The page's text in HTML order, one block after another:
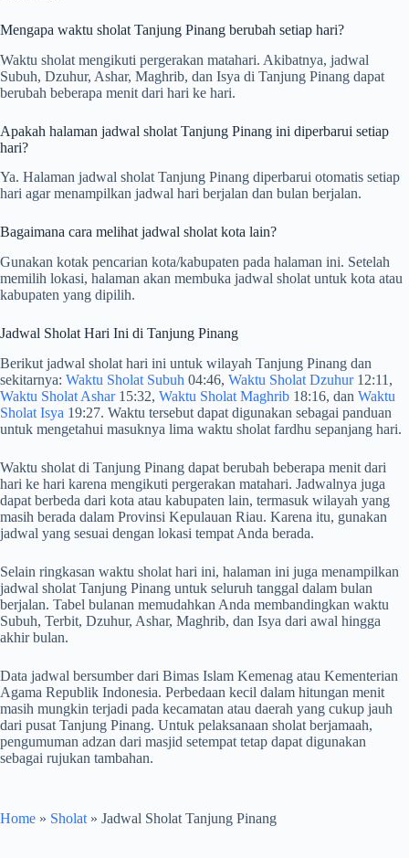
Mengapa waktu sholat Tanjung Pinang berubah setiap hari?
Waktu sholat mengikuti pergerakan matahari. Akibatnya, jadwal
Subuh, Dzuhur, Ashar, Maghrib, dan Isya di Tanjung Pinang dapat
berubah beberapa menit dari hari ke hari.
Apakah halaman jadwal sholat Tanjung Pinang ini diperbarui setiap
hari?
Ya. Halaman jadwal sholat Tanjung Pinang diperbarui otomatis setiap
hari agar menampilkan jadwal hari berjalan dan bulan berjalan.
Bagaimana cara melihat jadwal sholat kota lain?
Gunakan kotak pencarian kota/kabupaten pada halaman ini. Setelah
memilih lokasi, halaman akan membuka jadwal sholat untuk kota atau
kabupaten yang dipilih.
Jadwal Sholat Hari Ini di Tanjung Pinang
Berikut jadwal sholat hari ini untuk wilayah Tanjung Pinang dan
sekitarnya: Waktu Sholat Subuh 04:46, Waktu Sholat Dzuhur12:11,
Waktu Sholat Ashar15:32, Waktu Sholat Maghrib 18:16, dan Waktu
Sholat Isya 19:27. Waktu tersebut dapat digunakan sebagai panduan
untuk mengetahui masuknya lima waktu sholat fardhu sepanjang hari.
Waktu sholat di Tanjung Pinang dapat berubah beberapa menit dari
hari ke hari karena mengikuti pergerakan matahari. Jadwalnya juga
dapat berbeda dari kota atau kabupaten lain, termasuk wilayah yang
masih berada dalam Provinsi Kepulauan Riau. Karena itu, gunakan
jadwal yang sesuai dengan lokasi tempat Anda berada.
Selain ringkasan waktu sholat hari ini, halaman ini juga menampilkan
jadwal sholat Tanjung Pinang untuk seluruh tanggal dalam bulan
berjalan. Tabel bulanan memudahkan Anda membandingkan waktu
Subuh, Terbit, Dzuhur, Ashar, Maghrib, dan Isya dari awal hingga
akhir bulan.
Data jadwal bersumber dari Bimas Islam Kemenag atau Kementerian
Agama Republik Indonesia. Perbedaan kecil dalam hitungan menit
masih mungkin terjadi pada kecamatan atau daerah yang cukup jauh
dari pusat Tanjung Pinang. Untuk pelaksanaan sholat berjamaah,
pengumuman adzan dari masjid setempat tetap dapat digunakan
sebagai rujukan tambahan.
Home » Sholat » Jadwal Sholat Tanjung Pinang